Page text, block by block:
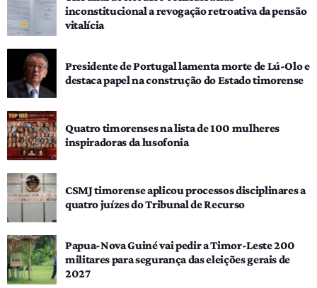
inconstitucional a revogação retroativa da pensão
vitalícia
Presidente de Portugal lamenta morte de Lú-Olo e
destaca papel na construção do Estado timorense
Quatro timorenses na lista de 100 mulheres
inspiradoras da lusofonia
CSMJ timorense aplicou processos disciplinares a
quatro juízes do Tribunal de Recurso
Papua-Nova Guiné vai pedir a Timor-Leste 200
militares para segurança das eleições gerais de
2027